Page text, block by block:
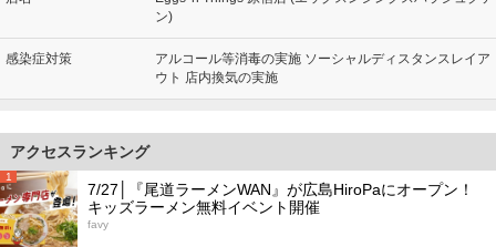
ン)
感染症対策
アルコール等消毒の実施 ソーシャルディスタンスレイア
ウト 店内換気の実施
アクセスランキング
1
7/27│『尾道ラーメンWAN』が広島HiroPaにオープン！
キッズラーメン無料イベント開催
favy